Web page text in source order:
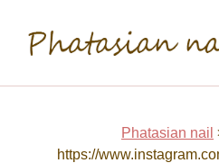
Phatasian nail
https://